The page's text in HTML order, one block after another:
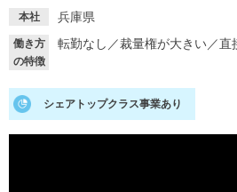
就活ノウハウ・サポート
就活支援
就活ノウハウが満載！
本社 兵庫県
働き方
の特徴
転勤なし ／裁量権が大きい／直
シェアトップクラス事業あり